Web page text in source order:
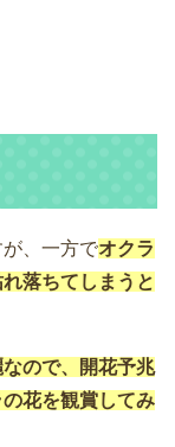
、一方でオクラ
落ちてしまうと
ので、開花予兆
花を観賞してみ